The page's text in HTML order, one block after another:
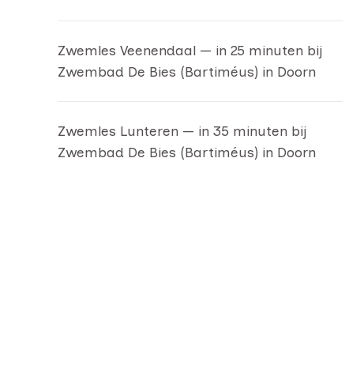
Zwemles Veenendaal — in 25 minuten bij
Zwembad De Bies (Bartiméus) in Doorn
Zwemles Lunteren — in 35 minuten bij
Zwembad De Bies (Bartiméus) in Doorn